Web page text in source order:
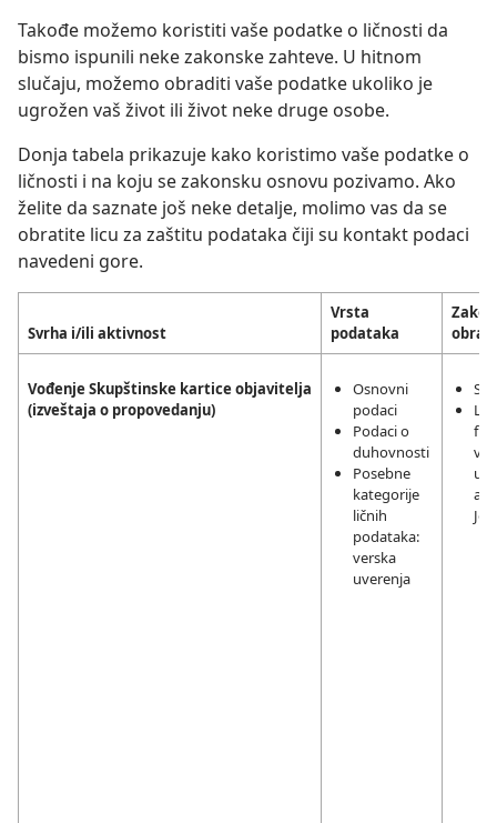
Takođe možemo koristiti vaše podatke o ličnosti da
bismo ispunili neke zakonske zahteve. U hitnom
slučaju, možemo obraditi vaše podatke ukoliko je
ugrožen vaš život ili život neke druge osobe.
Donja tabela prikazuje kako koristimo vaše podatke o
ličnosti i na koju se zakonsku osnovu pozivamo. Ako
želite da saznate još neke detalje, molimo vas da se
obratite licu za zaštitu podataka čiji su kontakt podaci
navedeni gore.
Svrha i/ili aktivnost
Vrsta
podataka
Vođenje Skupštinske kartice objavitelja
(izveštaja o propovedanju)
Osnovni
podaci
Podaci o
duhovnosti
Posebne
kategorije
ličnih
podataka:
verska
uverenja